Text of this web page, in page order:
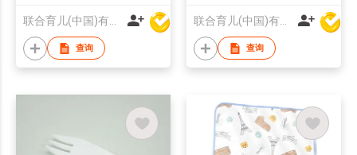
联合育儿(中国)有限公司
查询
联合育儿(中国)有限公司
查询